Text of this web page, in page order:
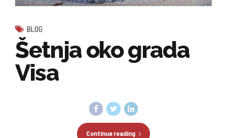
BLOG
Šetnja oko grada
Visa
Continue reading